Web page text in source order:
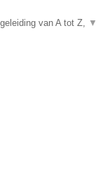
van A tot Z, ▼